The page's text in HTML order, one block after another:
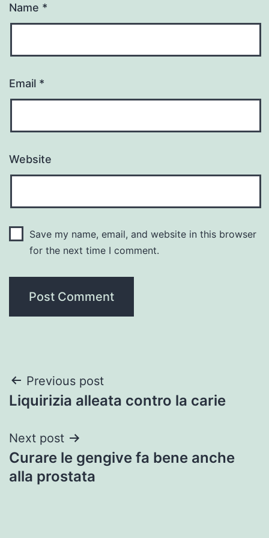
Name *
Email *
Website
Save my name, email, and website in this browser
for the next time I comment.
Post
navigation
Previous post
Liquirizia alleata contro la carie
Next post
Curare le gengive fa bene anche
alla prostata